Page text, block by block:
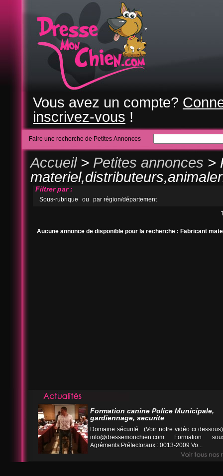
Vous avez un compte?
inscrivez-vous !
Faire une recherche de Petites Annonces
Accueil> Petites annonces >
Filtrer par :
Sous-rubrique ou par région/département
Aucune annonce de disponible pour la recherche : Fabricant
Formation canine Police Municipale,
gardiennage, securite
Domaine sécurité : (Voir notre vidéo ci
info@dressemonchien.com Formation
Agréments Préfectoraux : 0013-2009 Vo...